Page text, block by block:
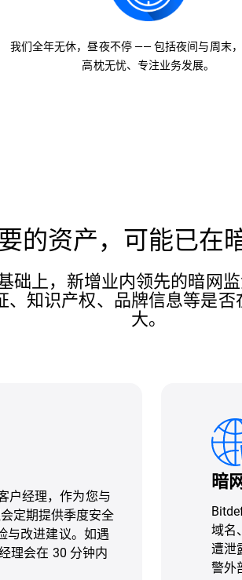
我们全年无休，昼夜不停 —— 包括夜间与周末
高枕无忧、专注业务发展。
的资产，可能已在
础上，新增业内领先的暗网
知识产权、品牌信息等是
大。
户经理，作为您与
定期提供季度安全
与改进建议。如遇
理会在 30 分钟内
暗
域名
遭泄
警外